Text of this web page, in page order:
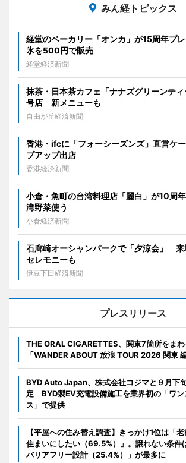
みん経トピックス
経堂のベーカリー「オンカ」が15周年プ
氷を500円で販売
経堂経済新聞
抹茶・日本茶カフェ「ナナズグリーンテ
号店 新メニューも
自由が丘経済新聞
香港・ifcに「フォーシーズンズ」直営ケ
プアップ出店
香港経済新聞
小倉・魚町の台湾料理店「麗白」が10周
湾野菜使う
小倉経済新聞
石廊崎オーシャンパークで「夕涼会」
セレモニーも
伊豆下田経済新聞
プレスリリース
THE ORAL CIGARETTES、関東7箇所をま
「WANDER ABOUT 放浪 TOUR 2026 関東
BYD Auto Japan、株式会社コジマと９月下
定 BYD製EV充電設備施工を業界初の「ワン
ス」で提供
【平屋への住み替え調査】きっかけ1位は「
住まいにしたい（69.5%）」。譲れない条件
バリアフリー設計（25.4%）」が最多に